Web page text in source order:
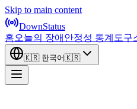
Skip to main content
DownStatus
홈오늘의 장애 안정성 통계 도구
🇰🇷 한국어🇰🇷